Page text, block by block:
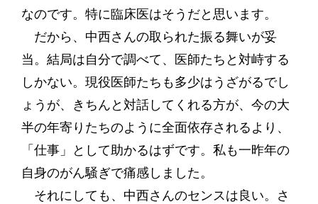
なのです。特に臨床医はそうだと思います。
だから、中西さんの取られた振る舞いが妥
当。結局は自分で調べて、医師たちと対峙する
しかない。現役医師たちも多少はうざがるでし
ょうが、きちんと対話してくれる方が、今の大
半の年寄りたちのように全面依存されるより、
「仕事」として助かるはずです。私も一昨年の
自身のがん騒ぎで痛感しました。
それにしても、中西さんのセンスは良い。さ